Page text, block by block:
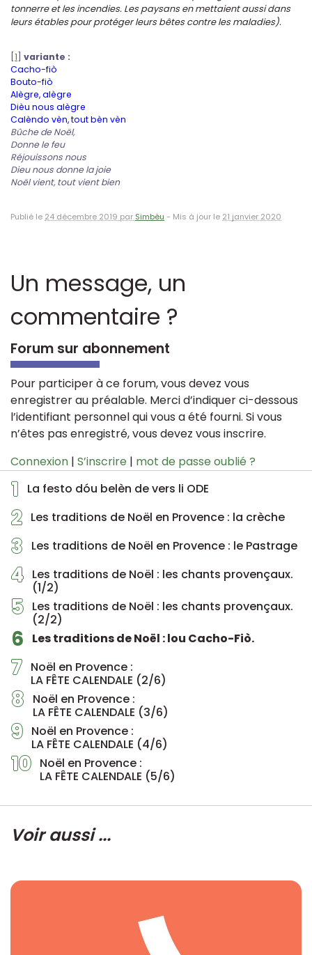
1 La festo dóu belèn de vers li ODE
2 Les traditions de Noël en Provence : la crèche
3 Les traditions de Noël en Provence : le Pastrage
4 Les traditions de Noël : les chants provençaux.
(1/2)
5 Les traditions de Noël : les chants provençaux.
(2/2)
6 Les traditions de Noël : lou Cacho-Fiò.
7 Noël en Provence :
LA FÊTE CALENDALE (2/6)
8
Noël en Provence :
LA FÊTE CALENDALE (3/6)
9 Noël en Provence :
LA FÊTE CALENDALE (4/6)
10 Noël en Provence :
LA FÊTE CALENDALE (5/6)
tonnerre et les incendies. Les paysans en mettaient aussi dans
leurs étables pour protéger leurs bêtes contre les maladies).
1 variante :
Cacho-fiò
Bouto-fiò
Alègre, alègre
Dièu nous alègre
Calèndo vèn, tout bèn vèn
Bûche de Noël,
Donne le feu
Réjouissons nous
Dieu nous donne la joie
Noël vient, tout vient bien
Publié le 24 décembre 2019 par Simbèu - Mis à jour le 21 janvier 2020
Un message, un
commentaire ?
Forum sur abonnement
Pour participer à ce forum, vous devez vous
enregistrer au préalable. Merci d’indiquer ci-dessous
l’identifiant personnel qui vous a été fourni. Si vous
n’êtes pas enregistré, vous devez vous inscrire.
Connexion | S’inscrire | mot de passe oublié ?
Voir aussi ...